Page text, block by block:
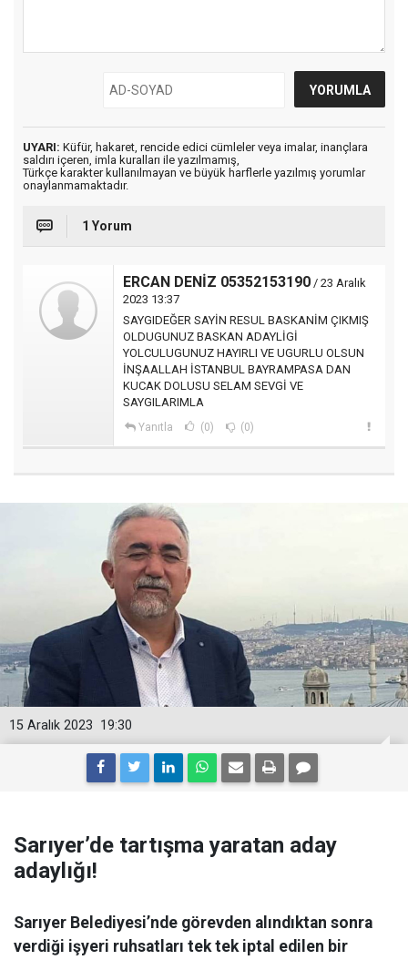
UYARI: Küfür, hakaret, rencide edici cümleler veya imalar, inançlara
saldırı içeren, imla kuralları ile yazılmamış,
Türkçe karakter kullanılmayan ve büyük harflerle yazılmış yorumlar
onaylanmamaktadır.
1 Yorum
ERCAN DENİZ 05352153190 / 23 Aralık
2023 13:37
SAYGIDEĞER SAYİN RESUL BASKANİM ÇIKMIŞ
OLDUGUNUZ BASKAN ADAYLİGİ
YOLCULUGUNUZ HAYIRLI VE UGURLU OLSUN
İNŞAALLAH İSTANBUL BAYRAMPASA DAN
KUCAK DOLUSU SELAM SEVGİ VE
SAYGILARIMLA
Yanıtla (0) (0)
19:30
15 Aralık 2023
Sarıyer’de tartışma yaratan aday
adaylığı!
Sarıyer Belediyesi’nde görevden alındıktan sonra
verdiği işyeri ruhsatları tek tek iptal edilen bir